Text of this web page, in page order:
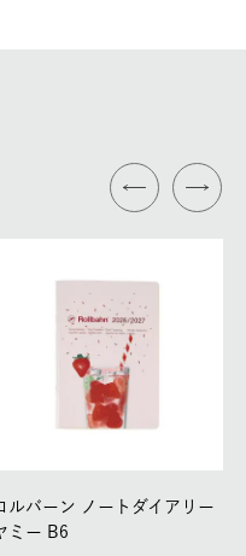
ルバーン ノートダイアリー
ミー B6